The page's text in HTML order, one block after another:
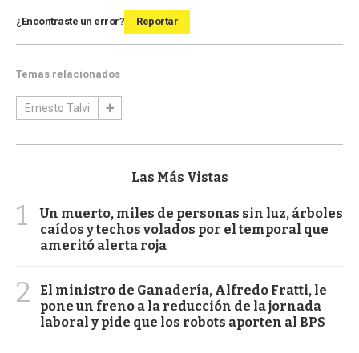
¿Encontraste un error? Reportar
Temas relacionados
Ernesto Talvi
Las Más Vistas
1
Un muerto, miles de personas sin luz, árboles
caídos y techos volados por el temporal que
ameritó alerta roja
2
El ministro de Ganadería, Alfredo Fratti, le
pone un freno a la reducción de la jornada
laboral y pide que los robots aporten al BPS